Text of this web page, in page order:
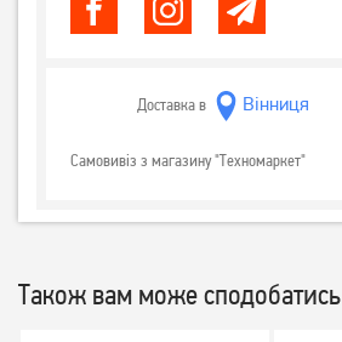
Доставка в
Самовивіз з магазину "Техномаркет"
Також вам може сподобатись